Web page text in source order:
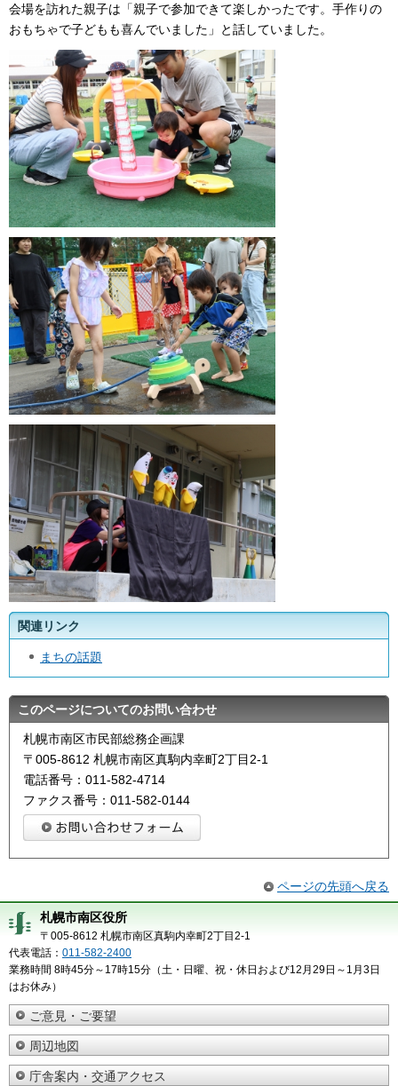
会場を訪れた親子は「親子で参加できて楽しかったです。手作りの
おもちゃで子どもも喜んでいました」と話していました。
関連リンク
まちの話題
このページについてのお問い合わせ
札幌市南区市民部総務企画課
〒005-8612 札幌市南区真駒内幸町2丁目2-1
電話番号：011-582-4714
ファクス番号：011-582-0144
ページの先頭へ戻る
札幌市南区役所
〒005-8612 札幌市南区真駒内幸町2丁目2-1
代表電話： 011-582-2400
業務時間 8時45分～17時15分（土・日曜、祝・休日および12月29日～1月3日
はお休み）
ご意見・ご要望
周辺地図
庁舎案内・交通アクセス